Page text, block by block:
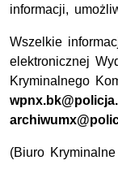
informacji,
Wszelkie
elektronicznej
Kryminalnego
(Biuro Kryminalne